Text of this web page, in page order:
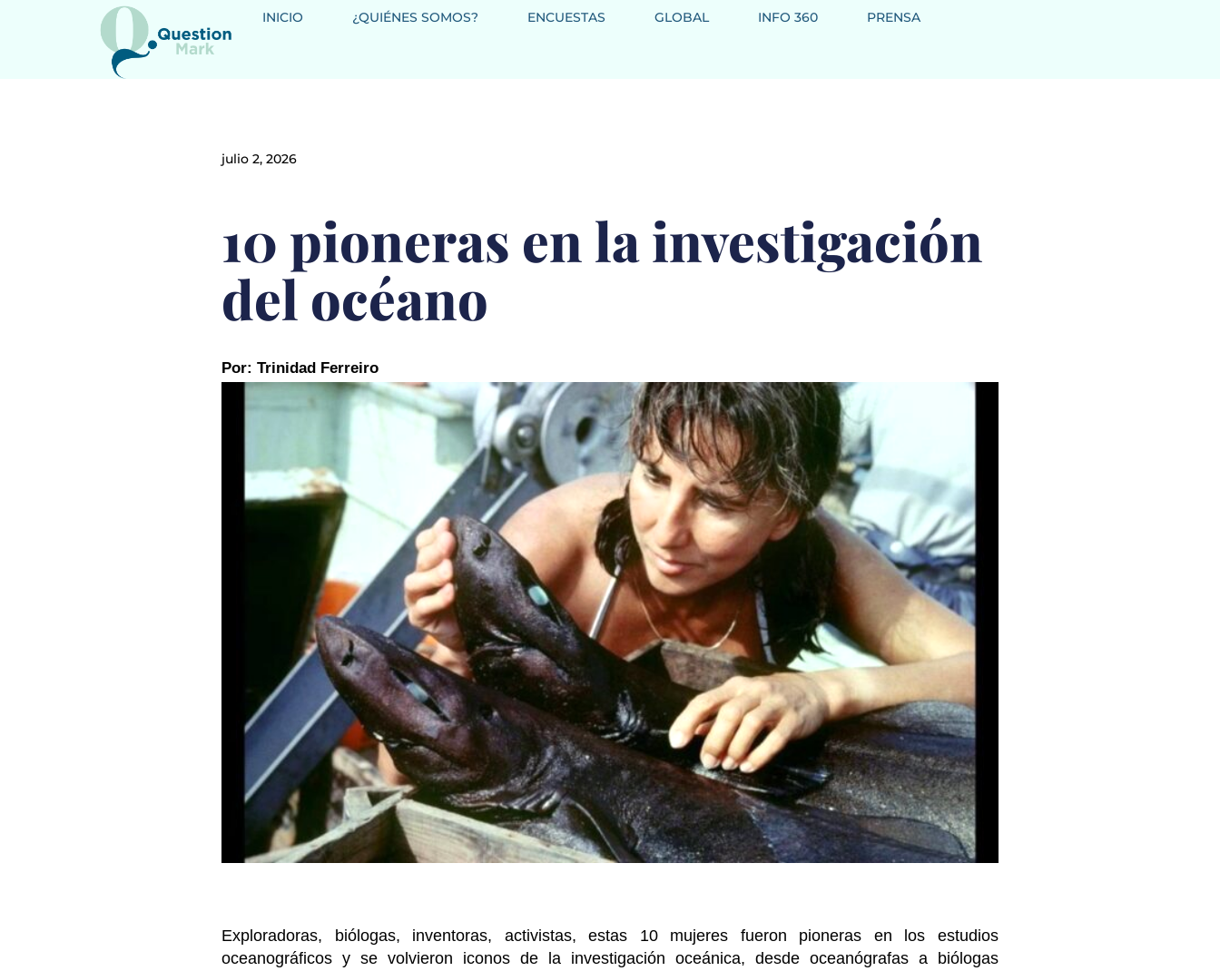
INICIO ¿QUIÉNES SOMOS? ENCUESTAS GLOBAL INFO 360 PRENSA
julio 2, 2026
10 pioneras en la investigación
del océano
Por: Trinidad Ferreiro
Exploradoras, biólogas, inventoras, activistas, estas 10 mujeres fueron pioneras en los estudios
oceanográficos y se volvieron iconos de la investigación oceánica, desde oceanógrafas a biólogas